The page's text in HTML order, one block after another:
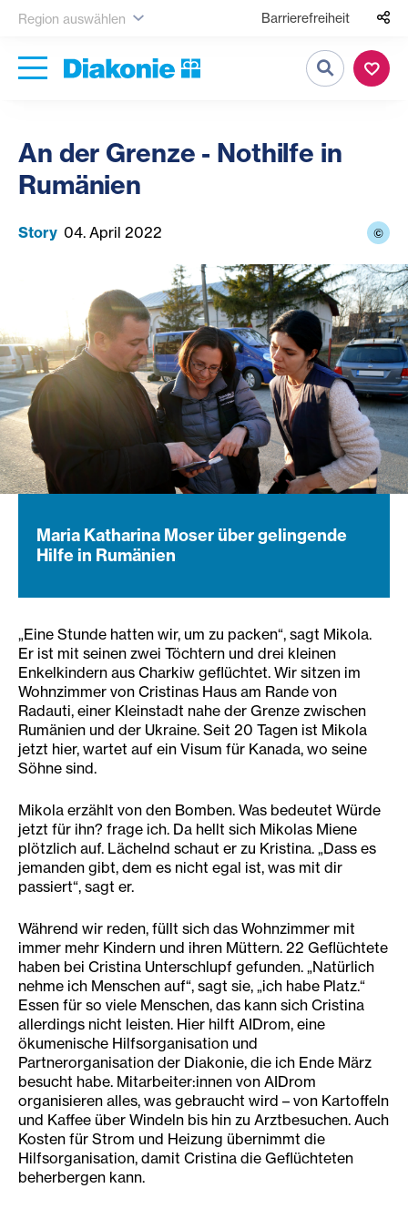
Region auswählen Barrierefreiheit
Suche
An der Grenze - Nothilfe in
Rumänien
Story 04. April 2022 ©
Maria Katharina Moser über gelingende
Hilfe in Rumänien
„Eine Stunde hatten wir, um zu packen“, sagt Mikola.
Er ist mit seinen zwei Töchtern und drei kleinen
Enkelkindern aus Charkiw geflüchtet. Wir sitzen im
Wohnzimmer von Cristinas Haus am Rande von
Radauti, einer Kleinstadt nahe der Grenze zwischen
Rumänien und der Ukraine. Seit 20 Tagen ist Mikola
jetzt hier, wartet auf ein Visum für Kanada, wo seine
Söhne sind.
Mikola erzählt von den Bomben. Was bedeutet Würde
jetzt für ihn? frage ich. Da hellt sich Mikolas Miene
plötzlich auf. Lächelnd schaut er zu Kristina. „Dass es
jemanden gibt, dem es nicht egal ist, was mit dir
passiert“, sagt er.
Während wir reden, füllt sich das Wohnzimmer mit
immer mehr Kindern und ihren Müttern. 22 Geflüchtete
haben bei Cristina Unterschlupf gefunden. „Natürlich
nehme ich Menschen auf“, sagt sie, „ich habe Platz.“
Essen für so viele Menschen, das kann sich Cristina
allerdings nicht leisten. Hier hilft AIDrom, eine
ökumenische Hilfsorganisation und
Partnerorganisation der Diakonie, die ich Ende März
besucht habe. Mitarbeiter:innen von AIDrom
organisieren alles, was gebraucht wird – von Kartoffeln
und Kaffee über Windeln bis hin zu Arztbesuchen. Auch
Kosten für Strom und Heizung übernimmt die
Hilfsorganisation, damit Cristina die Geflüchteten
beherbergen kann.